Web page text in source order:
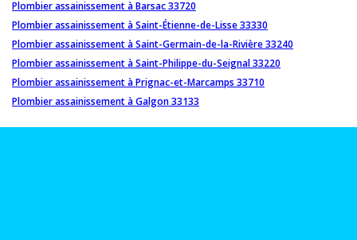
Plombier assainissement à Barsac 33720
Plombier assainissement à Saint-Étienne-de-Lisse 33330
Plombier assainissement à Saint-Germain-de-la-Rivière 33240
Plombier assainissement à Saint-Philippe-du-Seignal 33220
Plombier assainissement à Prignac-et-Marcamps 33710
Plombier assainissement à Galgon 33133